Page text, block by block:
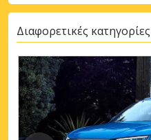
Διαφορετικές